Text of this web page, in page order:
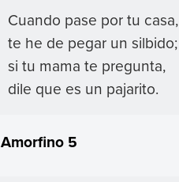
Cuando pase por tu casa,
te he de pegar un silbido;
si tu mama te pregunta,
dile que es un pajarito.
Amorfino 5